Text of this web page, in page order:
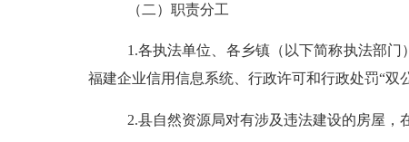
（二）职责分工
1.各执法单位、各乡镇（以下简称执法部
福建企业信用信息系统、行政许可和行政处罚“双
2.县自然资源局对有涉及违法建设的房屋，